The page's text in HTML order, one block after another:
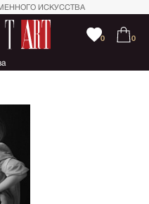
ИСКУССТВА
0 0